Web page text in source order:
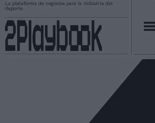
La plataforma de negocios para la industria del
deporte